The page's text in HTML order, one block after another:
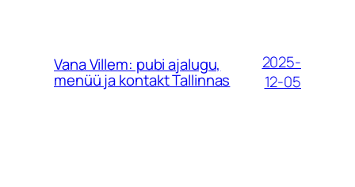
Vana Villem: pubi ajalugu,
menüü ja kontakt Tallinnas
2025-
12-05